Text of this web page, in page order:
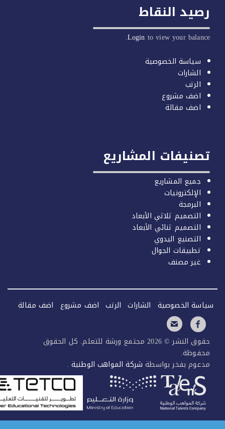
النقاط
Loginto view your
سياسة الخصوصية
الشارات
الرتب
اضف مشروع
اضف مقالة
المشاريع
جميع المشاريع
الإلكترونيات
البرمجة
التصميم ثلاثي الأبعاد
التصميم ثنائي الأبعاد
التصنيع اليدوي
تطبيقات الجوال
غير مصنف
الخصوصية الشارات الرتب اضف مشروع اضف مقالة
حقوق النشر © 2026 مجتمع ورشة للتعلم. كل الحقوق
بفخر بواسطةشركة المواهب الوطنية.